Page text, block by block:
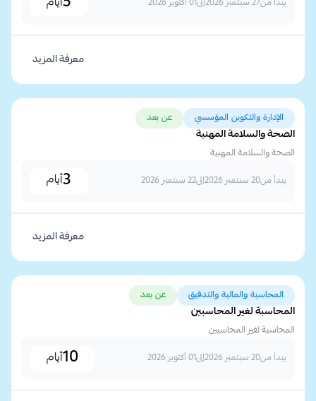
يبدأ من27 سبتمبر 2026 إلى01 أكتوبر 2026
معرفة المزيد
الإدارة والتكوين المؤسسي عن بعد
الصحة والسلامة المهنية
الصحة والسلامة المهنية
يبدأ من20 سبتمبر 2026 إلى22 سبتمبر 2026 أيام
معرفة المزيد
المحاسبة والمالية والتدقيق عن بعد
المحاسبة لغير المحاسبين
المحاسبة لغير المحاسبين
يبدأ من20 سبتمبر 2026 إلى01 أكتوبر 2026 10أيام